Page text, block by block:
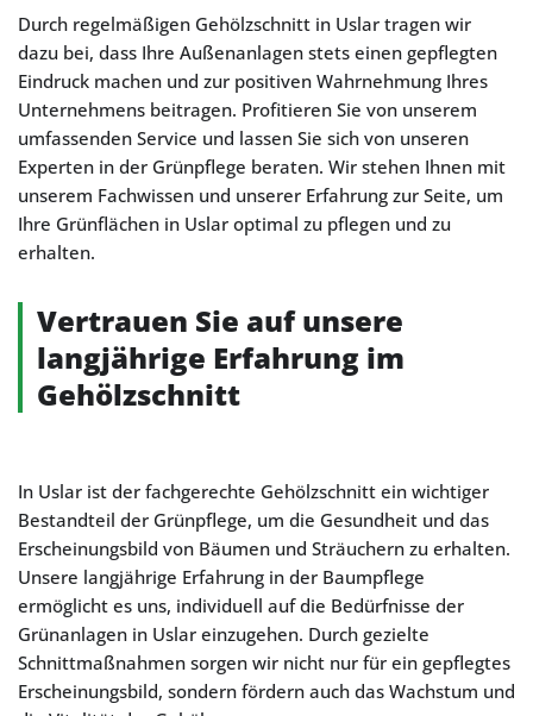
Durch regelmäßigen Gehölzschnitt in Uslar tragen wir
dazu bei, dass Ihre Außenanlagen stets einen gepflegten
Eindruck machen und zur positiven Wahrnehmung Ihres
Unternehmens beitragen. Profitieren Sie von unserem
umfassenden Service und lassen Sie sich von unseren
Experten in der Grünpflege beraten. Wir stehen Ihnen mit
unserem Fachwissen und unserer Erfahrung zur Seite, um
Ihre Grünflächen in Uslar optimal zu pflegen und zu
erhalten.
Vertrauen Sie auf unsere
langjährige Erfahrung im
Gehölzschnitt
In Uslar ist der fachgerechte Gehölzschnitt ein wichtiger
Bestandteil der Grünpflege, um die Gesundheit und das
Erscheinungsbild von Bäumen und Sträuchern zu erhalten.
Unsere langjährige Erfahrung in der Baumpflege
ermöglicht es uns, individuell auf die Bedürfnisse der
Grünanlagen in Uslar einzugehen. Durch gezielte
Schnittmaßnahmen sorgen wir nicht nur für ein gepflegtes
Erscheinungsbild, sondern fördern auch das Wachstum und